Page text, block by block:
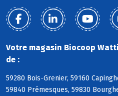
Votre magasin Biocoop
de :
59280 Bois-Grenier, 59160
59840 Prémesques, 59830